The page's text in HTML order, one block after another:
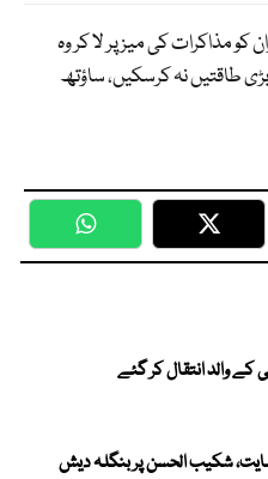
کو مذاکرات کی میز پر لا کر وہ
بڑی طاقتیں نہ کرسکیں، ساؤتھ
WhatsApp
کے والد انتقال کر گئے
شکیب الحسن پر بنگلہ دیش